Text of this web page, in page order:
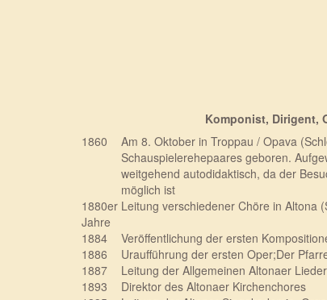
Komponist, Dirigent,
1860
Am 8. Oktober in Troppau / Opava
Schauspielerehepaares geboren.
weitgehend autodidaktisch, da der
möglich ist
1880er
Jahre
Leitung verschiedener Chöre in Altona
1884
Veröffentlichung der ersten
1886
Uraufführung der ersten Oper;Der
1887
Leitung der Allgemeinen Altonaer
1893
Direktor des Altonaer Kirchenchores